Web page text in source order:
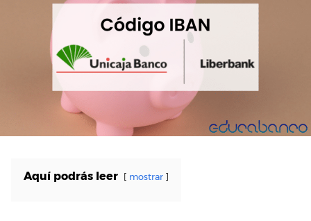
Aquí podrás leer mostrar